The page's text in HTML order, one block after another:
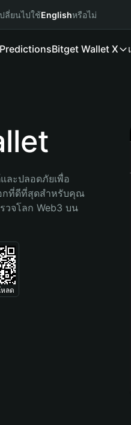
ลี่ยนไปใช้Englishหรือไม่
PredictionsBitget Wallet X
ละปลอดภัยเพื่อ
กที่ดีที่สุดสำหรับคุณ
วจโลก Web3 บน
ลด